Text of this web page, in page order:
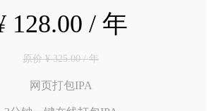
128.00 / 年
原价 ¥ 325.00 / 年
网页打包IPA